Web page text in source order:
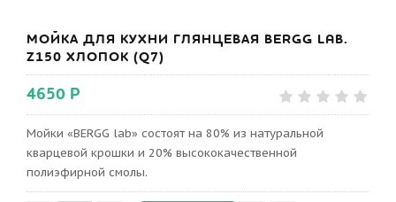
МОЙКА ДЛЯ КУХНИ ГЛЯНЦЕВАЯ BERGG LAB.
Z150 ХЛОПОК (Q7)
4650 Р
Мойки «BERGG lab» состоят на 80% из натуральной
кварцевой крошки и 20% высококачественной
полиэфирной смолы.